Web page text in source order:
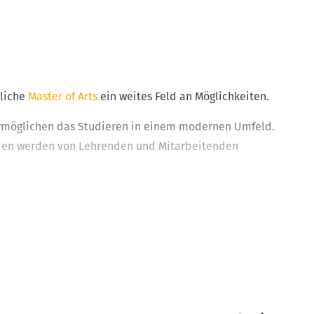
Master of Arts ein weites Feld an Möglichkeiten.
das Studieren in einem modernen Umfeld.
werden von Lehrenden und Mitarbeitenden
Diese entwickelte sich zur Meisterschule und